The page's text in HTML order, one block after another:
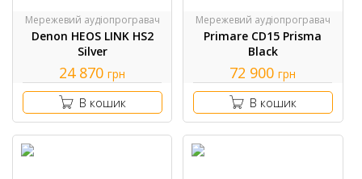
Мережевий аудіопрогравач
Denon HEOS LINK HS2
Silver
24 870 грн
В кошик
Мережевий аудіопрогравач
Primare CD15 Prisma
Black
72 900 грн
В кошик